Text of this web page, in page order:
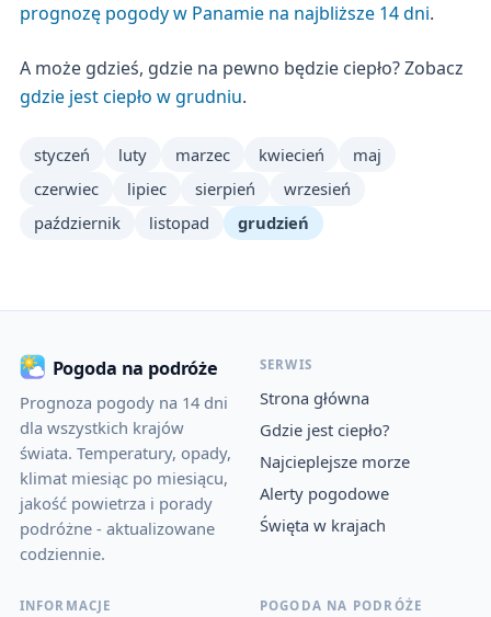
prognozę pogody w Panamie na najbliższe 14 dni.
A może gdzieś, gdzie na pewno będzie ciepło? Zobacz
gdzie jest ciepło w grudniu.
styczeń luty marzec kwiecień
maj
czerwiec
lipiec sierpień
wrzesień
październik
listopad grudzień
Pogoda na podróże
Prognoza pogody na 14 dni
dla wszystkich krajów
świata. Temperatury, opady,
klimat miesiąc po miesiącu,
jakość powietrza i porady
podróżne - aktualizowane
codziennie.
SERWIS
Strona główna
Gdzie jest ciepło?
Najcieplejsze morze
Alerty pogodowe
Święta w krajach
INFORMACJE POGODA NA PODRÓŻE